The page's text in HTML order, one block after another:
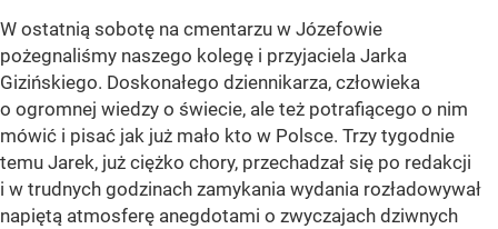
W ostatnią sobotę na cmentarzu w Józefowie
pożegnaliśmy naszego kolegę i przyjaciela Jarka
Gizińskiego. Doskonałego dziennikarza, człowieka
o ogromnej wiedzy o świecie, ale też potrafiącego o nim
mówić i pisać jak już mało kto w Polsce. Trzy tygodnie
temu Jarek, już ciężko chory, przechadzał się po redakcji
i w trudnych godzinach zamykania wydania rozładowywał
napiętą atmosferę anegdotami o zwyczajach dziwnych